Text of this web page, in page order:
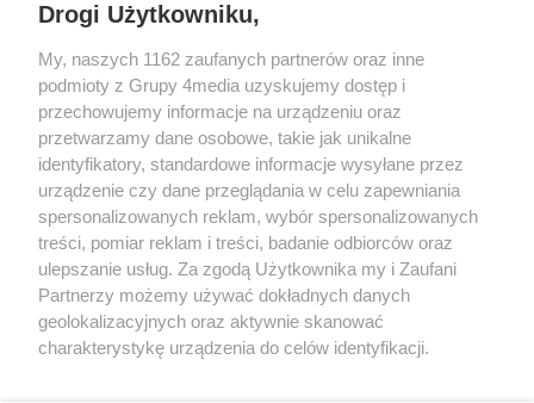
Wydawcąrzeszow-info.pljest:
FUNDACJA MEDIÓW NIEZALEŻNYCH LIBERTAS
ul. Kopernika 10, 35-002 Rzeszów
e-mail:redakcja@rzeszow-info.pl
Drogi Użytkowniku,
My, naszych 1162 zaufanych partnerów oraz inne
podmioty z Grupy 4media uzyskujemy dostęp i
przechowujemy informacje na urządzeniu oraz
przetwarzamy dane osobowe, takie jak unikalne
identyfikatory, standardowe informacje wysyłane przez
urządzenie czy dane przeglądania w celu zapewniania
spersonalizowanych reklam, wybór spersonalizowanych
treści, pomiar reklam i treści, badanie odbiorców oraz
ulepszanie usług. Za zgodą Użytkownika my i Zaufani
Partnerzy możemy używać dokładnych danych
geolokalizacyjnych oraz aktywnie skanować
charakterystykę urządzenia do celów identyfikacji.